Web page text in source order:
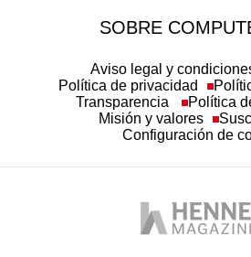
Política de privacidad
Transparencia
Política
Misión y valores
Configuración de